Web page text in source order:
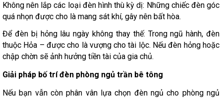
Không nên lắp các loại đèn hình thù kỳ dị: Những chiếc đèn góc
quá nhọn được cho là mang sát khí, gây nên bất hòa.
Để đèn bị hỏng lâu ngày không thay thế: Trong ngũ hành, đèn
thuộc Hỏa – được cho là vượng cho tài lộc. Nếu đèn hỏng hoặc
chập chờn sẽ ảnh hưởng tiền tài của gia chủ.
Giải pháp bố trí đèn phòng ngủ trần bê tông
Nếu bạn vẫn còn phân vân lựa chọn đèn ngủ cho phòng ngủ